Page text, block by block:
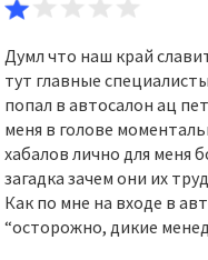
Думл что наш край
тут главные
попал в автосалон ац
меня в голове
хабалов лично для меня
загадка зачем они их
Как по мне на входе в
“осторожно, дикие